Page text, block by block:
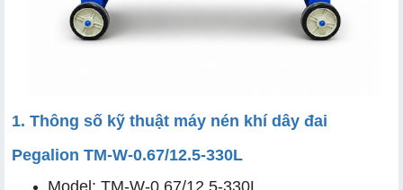
2.6 Thiết kế bền bỉ, tiện lợi
1. Thông số kỹ thuật máy nén khí dây đai
Pegalion TM-W-0.67/12.5-330L
Model: TM-W-0.67/12.5-330L